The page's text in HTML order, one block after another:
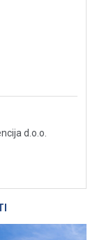
d.o.o.